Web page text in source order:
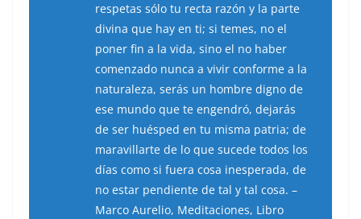
respetas sólo tu recta razón y la parte
divina que hay en ti; si temes, no el
poner fin a la vida, sino el no haber
comenzado nunca a vivir conforme a la
naturaleza, serás un hombre digno de
ese mundo que te engendró, dejarás
de ser huésped en tu misma patria; de
maravillarte de lo que sucede todos los
días como si fuera cosa inesperada, de
no estar pendiente de tal y tal cosa. –
Marco Aurelio, Meditaciones, Libro